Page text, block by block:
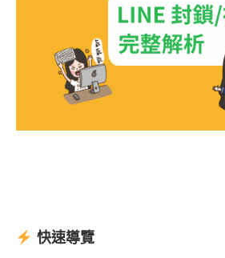
快速導覽